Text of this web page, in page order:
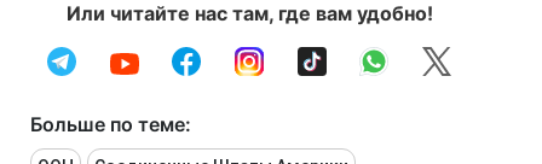
Или читайте нас там, где вам удобно!
Больше по теме: